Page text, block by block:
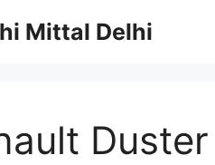
Mittal Delhi